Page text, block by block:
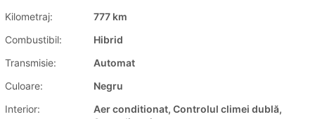
Kilometraj:
777 km
Combustibil:
Hibrid
Transmisie:
Automat
Culoare:
Negru
Interior:
Aer conditionat, Controlul climei dublă,